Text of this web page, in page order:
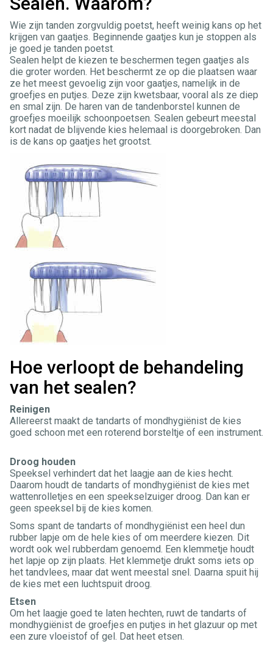
Wie zijn tanden zorgvuldig poetst, heeft weinig kans op het
krijgen van gaatjes. Beginnende gaatjes kun je stoppen als
je goed je tanden poetst.
Sealen helpt de kiezen te beschermen tegen gaatjes als
die groter worden. Het beschermt ze op die plaatsen waar
ze het meest gevoelig zijn voor gaatjes, namelijk in de
groefjes en putjes. Deze zijn kwetsbaar, vooral als ze diep
en smal zijn. De haren van de tandenborstel kunnen de
groefjes moeilijk schoonpoetsen. Sealen gebeurt meestal
kort nadat de blijvende kies helemaal is doorgebroken. Dan
is de kans op gaatjes het grootst.
Hoe verloopt de behandeling
van het sealen?
Reinigen
Allereerst maakt de tandarts of mondhygiënist de kies
goed schoon met een roterend borsteltje of een instrument.
Droog houden
Speeksel verhindert dat het laagje aan de kies hecht.
Daarom houdt de tandarts of mondhygiënist de kies met
wattenrolletjes en een speekselzuiger droog. Dan kan er
geen speeksel bij de kies komen.
Soms spant de tandarts of mondhygiënist een heel dun
rubber lapje om de hele kies of om meerdere kiezen. Dit
wordt ook wel rubberdam genoemd. Een klemmetje houdt
het lapje op zijn plaats. Het klemmetje drukt soms iets op
het tandvlees, maar dat went meestal snel. Daarna spuit hij
de kies met een luchtspuit droog.
Etsen
Om het laagje goed te laten hechten, ruwt de tandarts of
mondhygiënist de groefjes en putjes in het glazuur op met
een zure vloeistof of gel. Dat heet etsen.